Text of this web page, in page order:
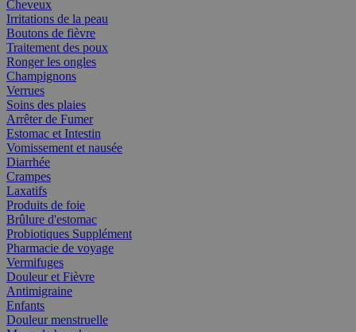
Cheveux
Irritations de la peau
Boutons de fièvre
Traitement des poux
Ronger les ongles
Champignons
Verrues
Soins des plaies
Arrêter de Fumer
Estomac et Intestin
Vomissement et nausée
Diarrhée
Crampes
Laxatifs
Produits de foie
Brûlure d'estomac
Probiotiques Supplément
Pharmacie de voyage
Vermifuges
Douleur et Fièvre
Antimigraine
Enfants
Douleur menstruelle